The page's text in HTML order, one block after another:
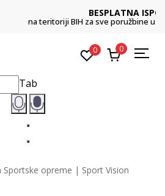
BESPLATNA ISPORUKA
za sve poružbine u vrijednosti preko 99 KM
0 0
Tab
Sportske opreme | Sport Vision